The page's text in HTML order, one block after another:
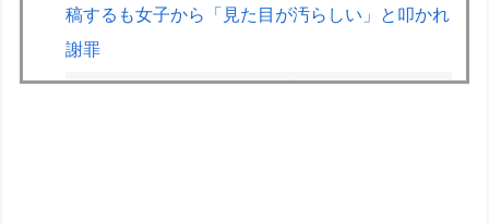
稿するも女子から「見た目が汚らしい」と叩かれ
謝罪
キャデラックF1、致命的なブレーキ問題の原因